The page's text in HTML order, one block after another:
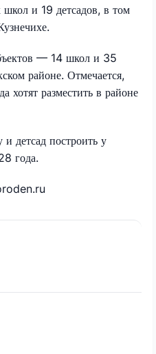
школ и 19 детсадов, в том
— 14 школ и 35
районе. Отмечается,
хотят разместить в районе
детсад построить у
года.